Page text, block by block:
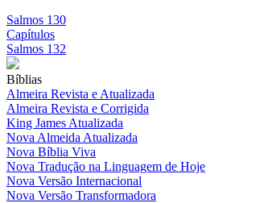
Salmos 130
Capítulos
Salmos 132
Bíblias
Almeira Revista e Atualizada
Almeira Revista e Corrigida
King James Atualizada
Nova Almeida Atualizada
Nova Bíblia Viva
Nova Tradução na Linguagem de Hoje
Nova Versão Internacional
Nova Versão Transformadora